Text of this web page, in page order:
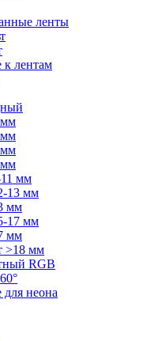
ленты
лентам
мм
13 мм
мм
17 мм
мм
>18 мм
RGB
неона